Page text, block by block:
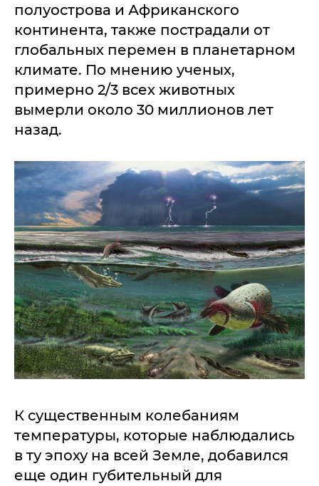
полуострова и Африканского
континента, также пострадали от
глобальных перемен в планетарном
климате. По мнению ученых,
примерно 2/3 всех животных
вымерли около 30 миллионов лет
назад.
К существенным колебаниям
температуры, которые наблюдались
в ту эпоху на всей Земле, добавился
еще один губительный для